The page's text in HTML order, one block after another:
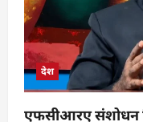
देश
एफसीआरए संशोधन